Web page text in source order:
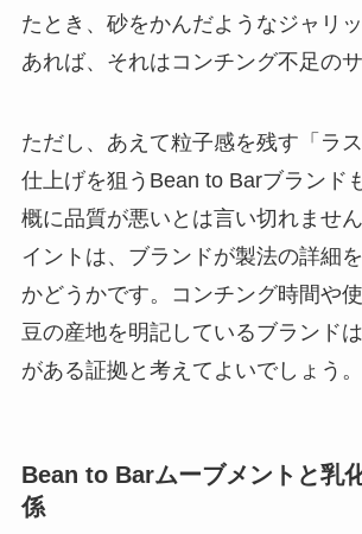
たとき、砂をかんだようなジャリ
あれば、それはコンチング不足のサ
ただし、あえて粒子感を残す「ラ
仕上げを狙うBean to Barブランド
概に品質が悪いとは言い切れませ
イントは、ブランドが製法の詳細
かどうかです。コンチング時間や
豆の産地を明記しているブランド
がある証拠と考えてよいでしょう。
Bean to Barムーブメントと乳
係